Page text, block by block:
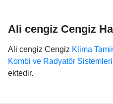
Ali cengiz Cengiz
Ali cengiz Cengiz Klima
Kombi ve Radyatör Sistemleri
ektedir.